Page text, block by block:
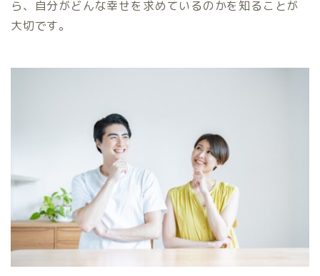
ら、自分がどんな幸せを求めているのかを知ることが
大切です。